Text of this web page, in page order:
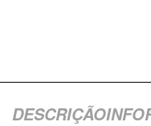
DESCRIÇÃO